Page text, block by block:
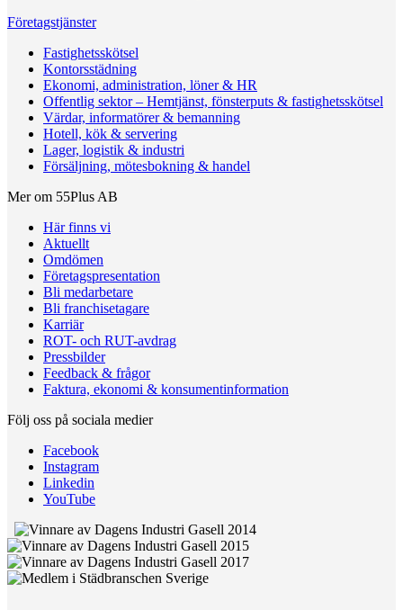
Företagstjänster
Fastighetsskötsel
Kontorsstädning
Ekonomi, administration, löner & HR
Offentlig sektor – Hemtjänst, fönsterputs & fastighetsskötsel
Värdar, informatörer & bemanning
Hotell, kök & servering
Lager, logistik & industri
Försäljning, mötesbokning & handel
Mer om 55Plus AB
Här finns vi
Aktuellt
Omdömen
Företagspresentation
Bli medarbetare
Bli franchisetagare
Karriär
ROT- och RUT-avdrag
Pressbilder
Feedback & frågor
Faktura, ekonomi & konsumentinformation
Följ oss på sociala medier
Facebook
Instagram
Linkedin
YouTube